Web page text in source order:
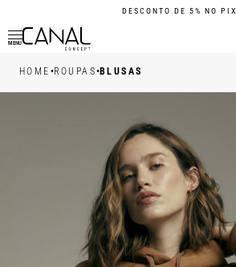
DESCONTO DE 5% NO PIX
MENU
HOME •ROUPAS•BLUSAS